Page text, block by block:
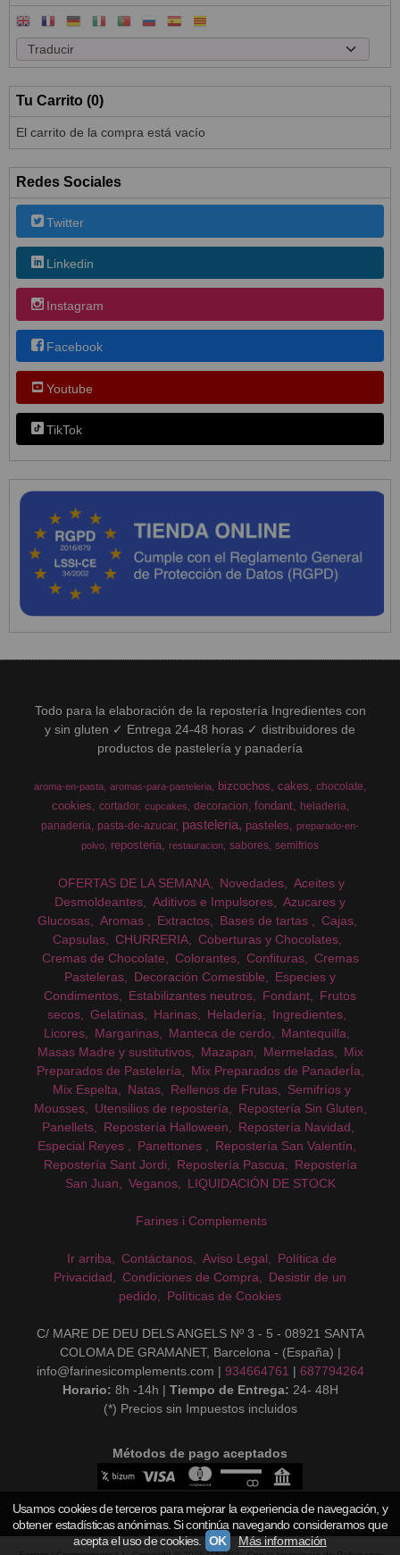
Tu Carrito (0)
El carrito de la compra está vacío
Redes Sociales
Twitter
Linkedin
Instagram
Facebook
Youtube
TikTok
Todo para la elaboración de la repostería Ingredientes con
y sin gluten ✓ Entrega 24-48 horas ✓ distribuidores de
productos de pastelería y panadería
aroma-en-pasta aromas-para-pasteleria bizcochos cakes chocolate
cookies cortador cupcakes decoracion fondant
heladeria
panaderia pasta-de-azucar pasteleria pasteles
preparado-en-
polvo
reposteria restauracion sabores semifrios
OFERTAS DE LA SEMANA Novedades
Aceites y
Desmoldeantes
Aditivos e Impulsores
Azucares y
Glucosas
Aromas Extractos Bases de tartas
Cajas
Capsulas
CHURRERIA
Coberturas y Chocolates
Cremas de Chocolate
Colorantes Confituras
Cremas
Pasteleras
Decoración Comestible
Especies y
Condimentos
Estabilizantes neutros Fondant
Frutos
secos
Gelatinas Harinas Heladería
Ingredientes
Licores
Margarinas Manteca de cerdo
Mantequilla
Masas Madre y sustitutivos
Mazapan Mermeladas
Mix
Preparados de Pastelería
Mix Preparados de PanaderÍa
Mix Espelta
Natas Rellenos de Frutas
Semifríos y
Mousses
Utensilios de repostería
Repostería Sin Gluten
Panellets
Repostería Halloween
Repostería Navidad
Especial Reyes
Panettones
Repostería San Valentín
Repostería Sant Jordi
Repostería Pascua
Repostería
San Juan
Veganos LIQUIDACIÓN DE STOCK
Farines i Complements
Ir arriba Contáctanos Aviso Legal
Política de
Privacidad
Condiciones de Compra
Desistir de un
pedido
Políticas de Cookies
C/ MARE DE DEU DELS ANGELS Nº 3 - 5 - 08921 SANTA
COLOMA DE GRAMANET, Barcelona - (España) |
info@farinesicomplements.com | 934664761 | 687794264
Horario: 8h -14h | Tiempo de Entrega: 24- 48H
(*) Precios sin Impuestos incluidos
Métodos de pago aceptados
Usamos cookies de terceros para mejorar la experiencia de navegación, y
obtener estadísticas anónimas. Si continúa navegando consideramos que
acepta el uso de cookies. OK Más información